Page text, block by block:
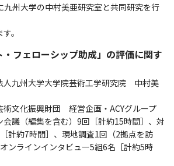
九州大学の中村美亜研究室と共同研究を行
。
・フェローシップ助成」の評価に関す
人九州大学大学院芸術工学研究院 中村美
術文化振興財団 経営企画・ACYグループ
議（編集を含む）9回［計約15時間］、対
計約7時間］、現地調査1回（2拠点を訪
ンラインインタビュー5組6名［計約5時